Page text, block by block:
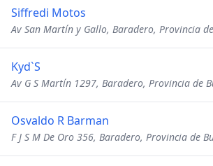
Siffredi Motos
Av San Martín y Gallo, Baradero, Provincia
Kyd`S
Av G S Martín 1297, Baradero, Provincia de
Osvaldo R Barman
F J S M De Oro 356, Baradero, Provincia de